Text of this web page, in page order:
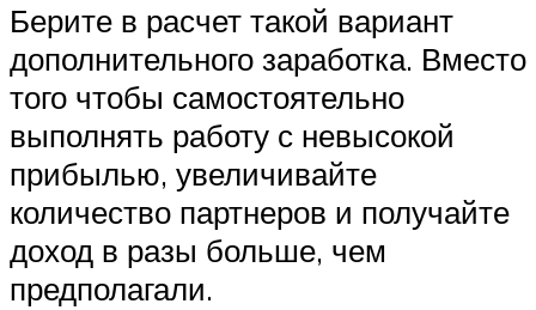
Берите в расчет такой вариант
дополнительного заработка. Вместо
того чтобы самостоятельно
выполнять работу с невысокой
прибылью, увеличивайте
количество партнеров и получайте
доход в разы больше, чем
предполагали.